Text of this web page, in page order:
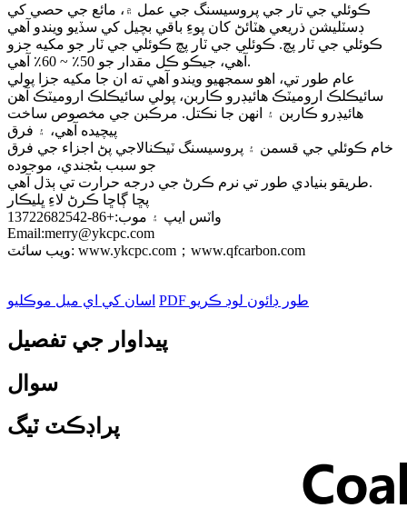
ڪوئلي جي تار جي پروسيسنگ جي عمل ۾، مائع جي حصي کي
ڊسٽليشن ذريعي هٽائڻ کان پوءِ باقي بچيل کي سڏيو ويندو آهي
ڪوئلي جي ٽار پچ. ڪوئلي جي ٽار پچ ڪوئلي جي ٽار جو مکيه جزو
آهي، جيڪو ڪل مقدار جو 50٪ ~ 60٪ آهي.
عام طور تي، اهو سمجهيو ويندو آهي ته ان جا مکيه جزا پولي
سائيڪلڪ اروميٽڪ هائيڊرو ڪاربن، پولي سائيڪلڪ اروميٽڪ آهن
هائيڊرو ڪاربن ۽ انهن جا نڪتل. مرڪبن جي مخصوص ساخت
پيچيده آهي، ۽ فرق
خام ڪوئلي جي قسمن ۽ پروسيسنگ ٽيڪنالاجي پڻ اجزاء جي فرق
جو سبب بڻجندي، موجوده
طريقو بنيادي طور تي نرم ڪرڻ جي درجه حرارت تي ٻڌل آهي.
پڇا ڳاڇا ڪرڻ لاءِ ڀليڪار
واٽس ايپ ۽ موب:+86-13722682542
Email:merry@ykcpc.com
ويب سائٽ: www.ykcpc.com；www.qfcarbon.com
اسان کي اي ميل موڪليو PDF طور ڊائون لوڊ ڪريو
پيداوار جي تفصيل
سوال
پراڊڪٽ ٽيگ